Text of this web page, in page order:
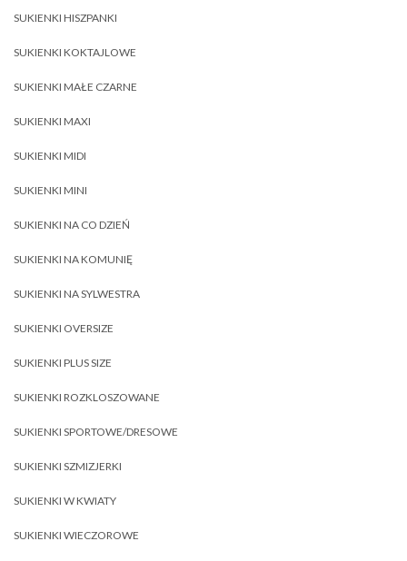
SUKIENKI HISZPANKI
SUKIENKI KOKTAJLOWE
SUKIENKI MAŁE CZARNE
SUKIENKI MAXI
SUKIENKI MIDI
SUKIENKI MINI
SUKIENKI NA CO DZIEŃ
SUKIENKI NA KOMUNIĘ
SUKIENKI NA SYLWESTRA
SUKIENKI OVERSIZE
SUKIENKI PLUS SIZE
SUKIENKI ROZKLOSZOWANE
SUKIENKI SPORTOWE/DRESOWE
SUKIENKI SZMIZJERKI
SUKIENKI W KWIATY
SUKIENKI WIECZOROWE